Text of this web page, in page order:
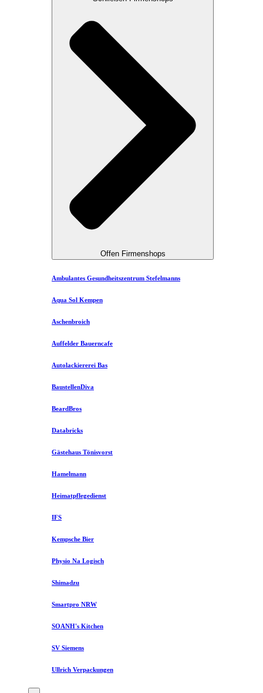
Offen Firmenshops
Ambulantes Gesundheitszentrum Stefelmanns
Aqua Sol Kempen
Aschenbroich
Auffelder Bauerncafe
Autolackiererei Bas
BaustellenDiva
BeardBros
Databricks
Gästehaus Tönisvorst
Hamelmann
Heimatpflegedienst
IFS
Kempsche Bier
Physio Na Logisch
Shimadzu
Smartpro NRW
SOANH's Kitchen
SV Siemens
Ullrich Verpackungen